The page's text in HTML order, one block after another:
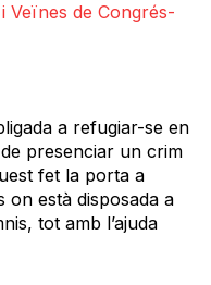
Veïnes de Congrés-
a refugiar-se en
presenciar un crim
fet la porta a
on està disposada a
tot amb l’ajuda